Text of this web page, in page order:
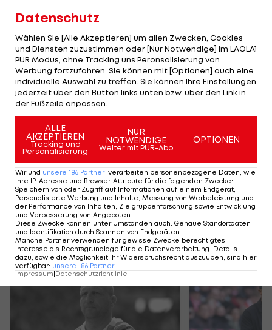
Rahmen. Friedl wurde, wie das DFB-Sportgericht
verkündet, nur für ein Spiel gesperrt.
Betroffen ist ausgerechnet das wichtige
Heimderby gegen den HSV.Cheftrainer Danie
Thioune forderte den Kapitän dazu auf, eine
andere Rolle einzunehmen >>>
Zum Auswärtsspiel gegenVfB Stuttgart(26.4.)
steht Friedl dann aber wieder zur Verfügung.
Bremen hat fünf Spieltage vor Schluss gerade
einmal drei Zähler Vorsprung auf den
Relegationsplatz (St. Pauli).Die Tabelle >>>
Mehr zum Thema
Datenschutz
Wählen Sie [Alle Akzeptieren] um allen Zwecken, Cookies
und Diensten zuzustimmen oder [Nur Notwendige] im LAOLA1
PUR Modus, ohne Tracking uns Peronsalisierung von
Werbung fortzufahren. Sie können mit [Optionen] auch eine
individuelle Auswahl zu treffen. Sie können Ihre Einstellungen
jederzeit über den Button links unten bzw. über den Link in
der Fußzeile anpassen.
ALLE
AKZEPTIEREN
Tracking und
Personalisierung
NUR
NOTWENDIGE
Weiter mit PUR-Abo
OPTIONEN
Wir und unsere 186 Partner verarbeiten personenbezogene Daten, wie
Ihre IP-Adresse und Browser-Attribute für die folgenden Zwecke:
Speichern von oder Zugriff auf Informationen auf einem Endgerät;
Personalisierte Werbung und Inhalte, Messung von Werbeleistung und
der Performance von Inhalten, Zielgruppenforschung sowie Entwicklung
und Verbesserung von Angeboten
Diese Zwecke können unter Umständen auch: Genaue Standortdaten
und Identifikation durch Scannen von Endgeräten
Manche Partner verwenden für gewisse Zwecke berechtigtes
Interesse als Rechtsgrundlage für die Datenverarbeitung. Details
dazu, sowie die Möglichkeit Ihr Widerspruchsrecht auszuüben, sind hier
verfügbar: unsere 186 Partner
Impressum|Datenschutzrichtlinie